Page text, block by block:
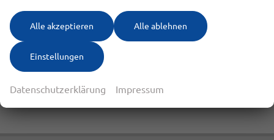
Geparkte Fahrzeuge (
Alle akzeptieren Alle ablehnen
Einstellungen
Datenschutzerklärung Impressum